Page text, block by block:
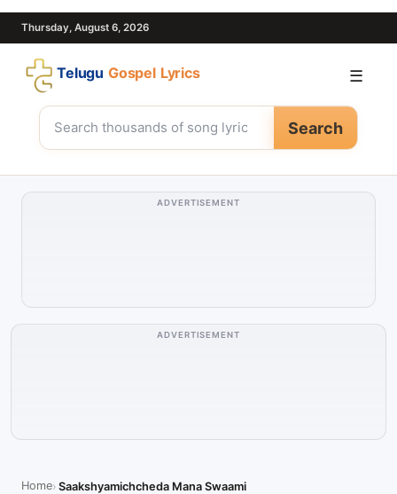
Thursday, August 6, 2026
Telugu Gospel Lyrics
Search
☰
ADVERTISEMENT
ADVERTISEMENT
Home Saakshyamichcheda Mana Swaami